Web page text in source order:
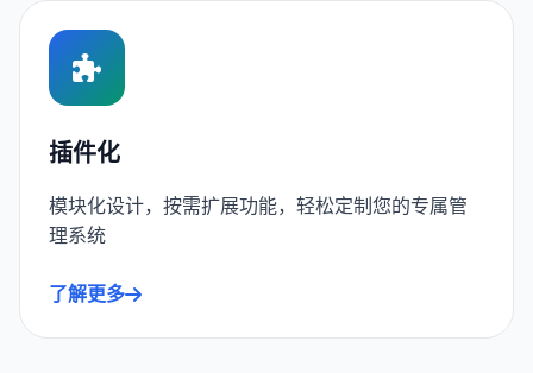
插件化
模块化设计，按需扩展功能，轻松定制您的专属管
理系统
了解更多